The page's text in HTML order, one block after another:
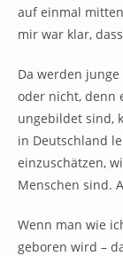
auf einmal
mir war klar,
Da werden
oder nicht, denn
ungebildet sind,
in Deutschland
einzuschätzen,
Menschen sind.
Wenn man wie
geboren wird –